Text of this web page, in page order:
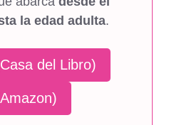
la edad adulta.
del Libro)